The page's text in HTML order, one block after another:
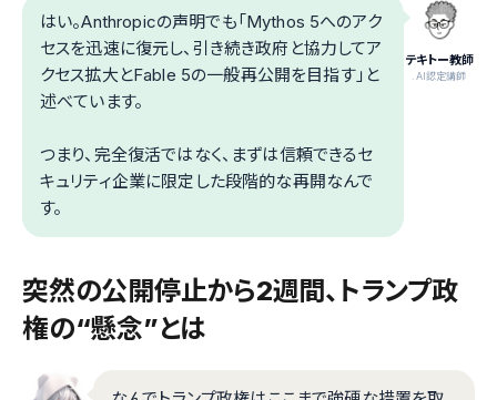
テキトー教師
.AI認定講師
はい。Anthropicの声明でも「​Mythos 5へのアク
セスを迅速に復元し、引き続き政府と協力してア
クセス拡大とFable 5の一般再公開を目指す」と
述べています。
つまり、完全復活ではなく、まずは信頼できるセ
キュリティ企業に限定した段階的な再開なんで
す。
突然の公開停止から2週間、トランプ政
権の“懸念”とは